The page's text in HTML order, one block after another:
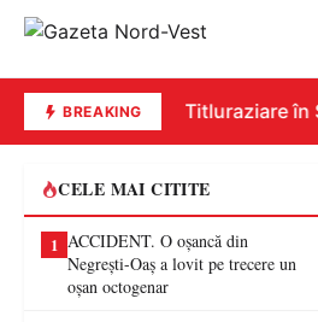
BREAKING
Dezastru la Titluraziare în
CELE MAI CITITE
1 ACCIDENT. O oșancă din
Negrești-Oaș a lovit pe trecere un
oșan octogenar